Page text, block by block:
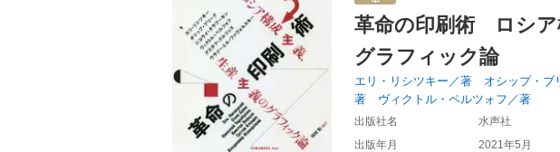
革命の印刷術 ロシア
グラフィック論
エリ・リシツキー／著 オシップ・
著 ヴィクトル・ペルツォフ／著
出版社名
水声社
出版年月
2021年5月